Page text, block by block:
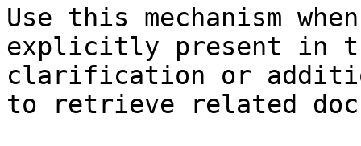
Use this mechanism
explicitly present in
clarification or